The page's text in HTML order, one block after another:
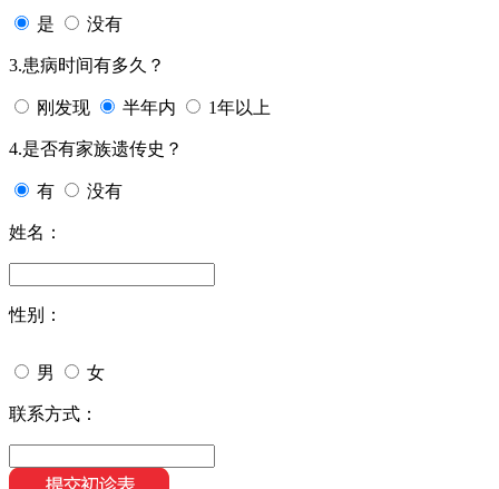
是 没有
3.患病时间有多久？
刚发现 半年内 1年以上
4.是否有家族遗传史？
有 没有
姓名：
性别：
男 女
联系方式：